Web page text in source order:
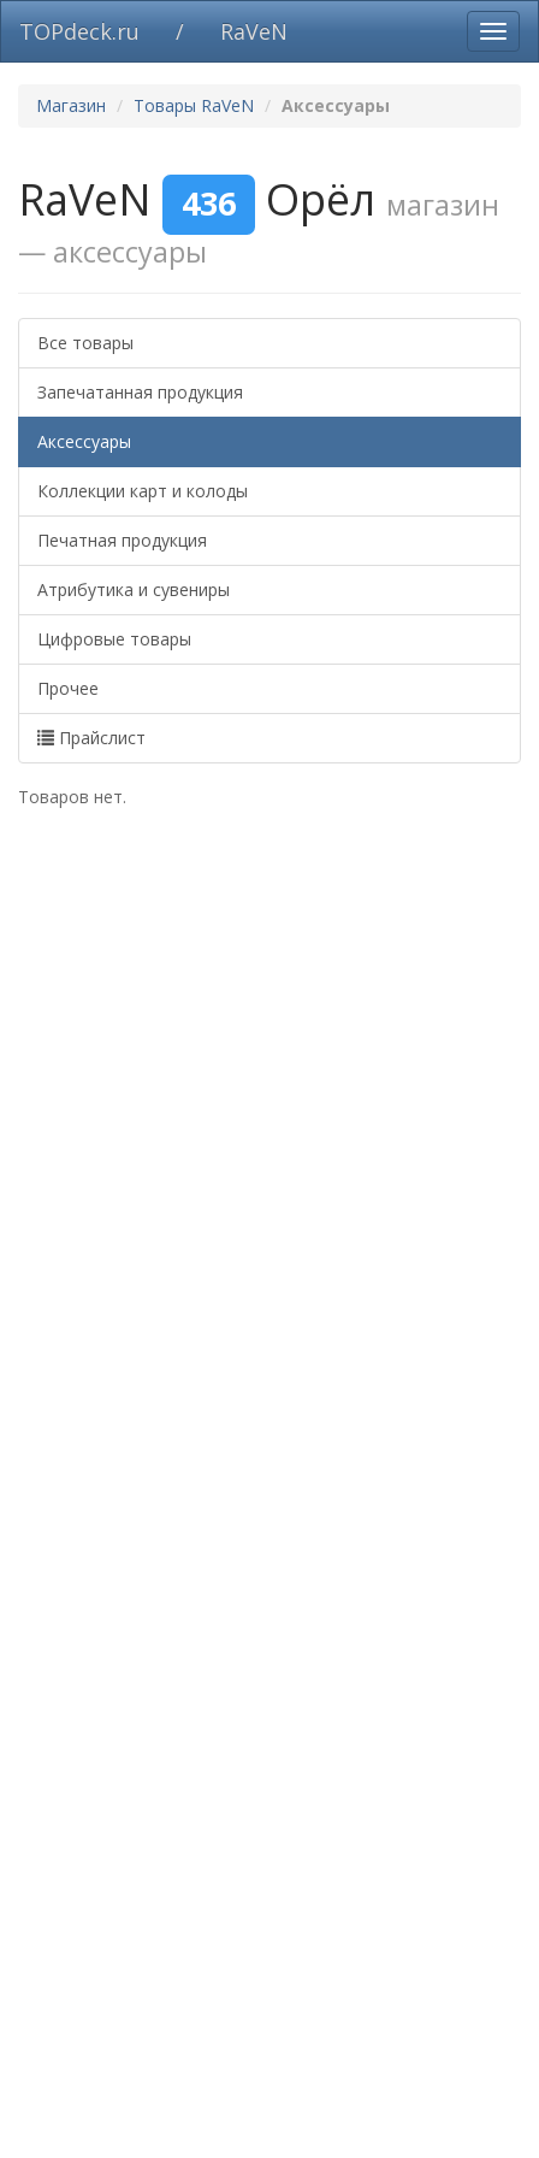
TOPdeck.ru / RaVeN
Магазин Товары RaVeN Аксессуары
RaVeN 436 Орёл магазин
— аксессуары
Все товары
Запечатанная продукция
Аксессуары
Коллекции карт и колоды
Печатная продукция
Атрибутика и сувениры
Цифровые товары
Прочее
Прайслист
Товаров нет.